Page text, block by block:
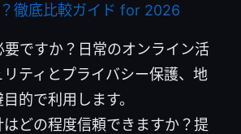
徹底比較ガイド for 2026
要ですか？日常のオンライン活
ティとプライバシー保護、地
的で利用します。
はどの程度信頼できますか？提